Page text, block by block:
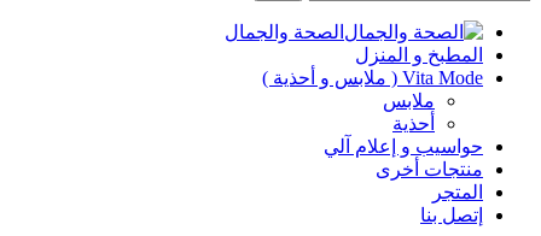
الصحة والجمال
المطبخ و المنزل
Vita Mode ( ملابس و أحذية )
ملابس
أحذية
حواسيب و إعلام آلي
منتجات أخرى
المتجر
إتصل بنا